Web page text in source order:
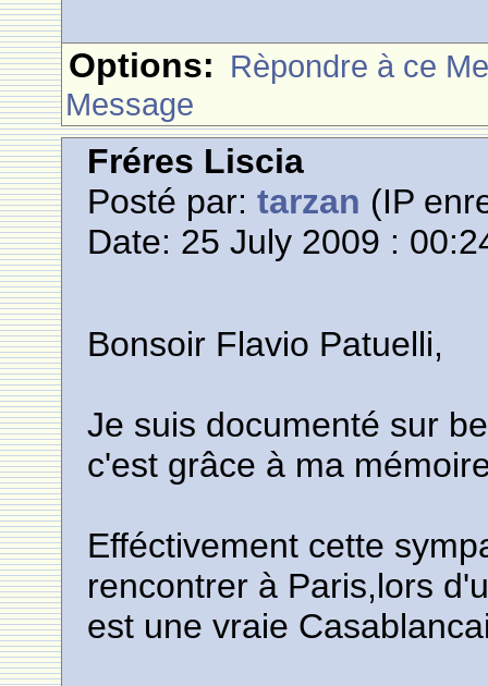
Options: Rèpondre à ce
Message
Fréres Liscia
Posté par:tarzan (IP
Date: 25 July 2009 :
Bonsoir Flavio Patuelli,
Je suis documenté sur
c'est grâce à ma
Efféctivement cette
rencontrer à Paris,lors
est une vraie